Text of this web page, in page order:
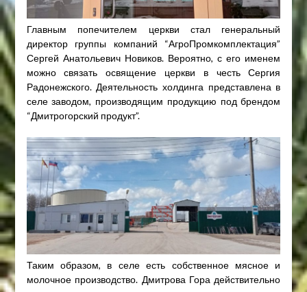
Главным попечителем церкви стал генеральный
директор группы компаний “АгроПромкомплектация”
Сергей Анатольевич Новиков. Вероятно, с его именем
можно связать освящение церкви в честь Сергия
Радонежского. Деятельность холдинга представлена в
селе заводом, производящим продукцию под брендом
“Дмитрогорский продукт”.
Таким образом, в селе есть собственное мясное и
молочное производство. Дмитрова Гора действительно